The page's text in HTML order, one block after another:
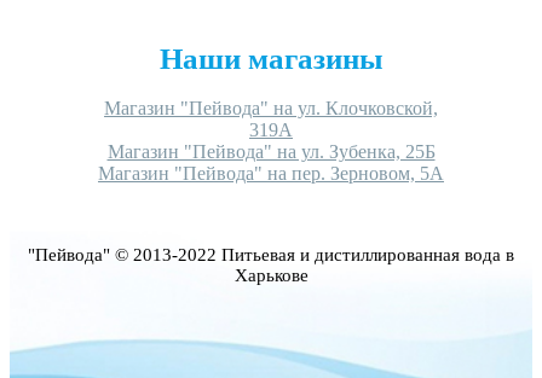
Наши магазины
Магазин "Пейвода" на ул. Клочковской,
319А
Магазин "Пейвода" на ул. Зубенка, 25Б
Магазин "Пейвода" на пер. Зерновом, 5А
"Пейвода" © 2013-2022 Питьевая и дистиллированная вода в
Харькове